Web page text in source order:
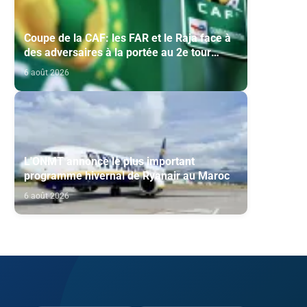
Coupe de la CAF: les FAR et le Raja face à
des adversaires à la portée au 2e tour
préliminaire
6 août 2026
L'ONMT annonce le plus important
programme hivernal de Ryanair au Maroc
6 août 2026